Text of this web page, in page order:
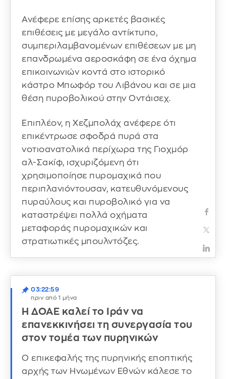
Ανέφερε επίσης αρκετές βασικές
επιθέσεις με μεγάλο αντίκτυπο,
συμπεριλαμβανομένων επιθέσεων με μη
επανδρωμένα αεροσκάφη σε ένα όχημα
επικοινωνιών κοντά στο ιστορικό
κάστρο Μπωφόρ του Λιβάνου και σε μια
θέση πυροβολικού στην Οντάισεχ.
Επιπλέον, η Χεζμπολάχ ανέφερε ότι
επικέντρωσε σφοδρά πυρά στα
νοτιοανατολικά περίχωρα της Γιοχμόρ
αλ-Σακίφ, ισχυριζόμενη ότι
χρησιμοποίησε πυρομαχικά που
περιπλανιόντουσαν, κατευθυνόμενους
πυραύλους και πυροβολικό για να
καταστρέψει πολλά οχήματα
μεταφοράς πυρομαχικών και
στρατιωτικές μπουλντόζες.
03:22:59
πριν από 1 μήνα
Η ΔΟΑΕ καλεί το Ιράν να
επανεκκινήσει τη συνεργασία του
στον τομέα των πυρηνικών
Ο επικεφαλής της πυρηνικής εποπτικής
αρχής των Ηνωμένων Εθνών κάλεσε το